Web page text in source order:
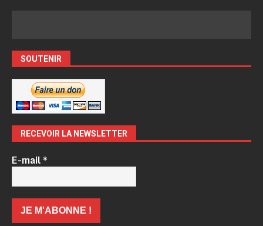
SOUTENIR
RECEVOIR LA NEWSLETTER
E-mail*